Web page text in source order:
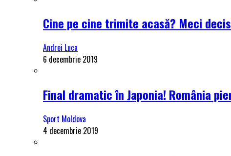
Cine pe cine trimite acasă? Meci
Andrei Luca
6 decembrie 2019
Final dramatic în Japonia! România
Sport Moldova
4 decembrie 2019